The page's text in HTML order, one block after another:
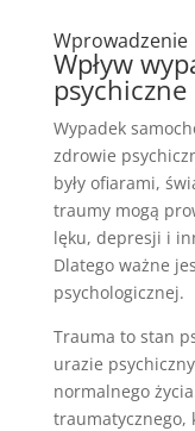
Wprowadzenie
Wpływ
psychiczne
Wypadek
zdrowie
były ofiarami,
traumy mogą
lęku, depresji i
Dlatego ważne
psychologicznej.
Trauma to stan
urazie
normalnego
traumatycznego,